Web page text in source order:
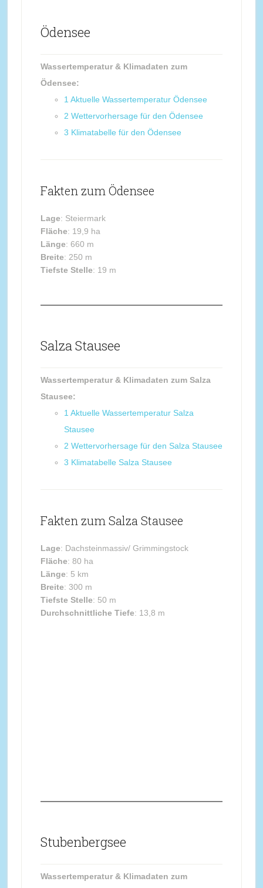
Ödensee
Wassertemperatur & Klimadaten zum
Ödensee:
1 Aktuelle Wassertemperatur Ödensee
2 Wettervorhersage für den Ödensee
3 Klimatabelle für den Ödensee
Fakten zum Ödensee
Lage: Steiermark
Fläche: 19,9 ha
Länge: 660 m
Breite: 250 m
Tiefste Stelle: 19 m
Salza Stausee
Wassertemperatur & Klimadaten zum Salza
Stausee:
1 Aktuelle Wassertemperatur Salza
Stausee
2 Wettervorhersage für den Salza Stausee
3 Klimatabelle Salza Stausee
Fakten zum Salza Stausee
Lage: Dachsteinmassiv/ Grimmingstock
Fläche: 80 ha
Länge: 5 km
Breite: 300 m
Tiefste Stelle: 50 m
Durchschnittliche Tiefe: 13,8 m
Stubenbergsee
Wassertemperatur & Klimadaten zum